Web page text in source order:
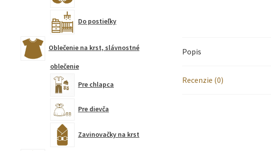
Popis
Recenzie (0)
Do postieľky
Oblečenie na krst, slávnostné
oblečenie
Pre chlapca
Pre dievča
Zavinovačky na krst